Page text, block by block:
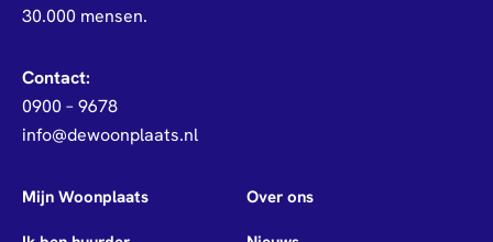
30.000 mensen.
Contact:
0900 – 9678
info@dewoonplaats.nl
Mijn Woonplaats Over ons